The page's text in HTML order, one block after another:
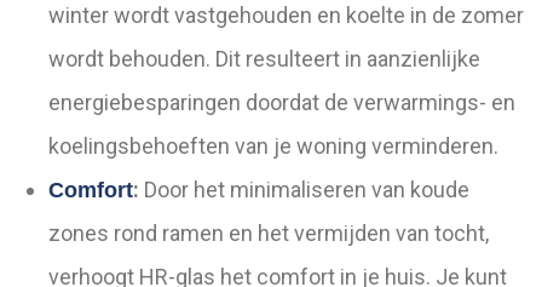
winter wordt vastgehouden en koelte in de zomer
wordt behouden. Dit resulteert in aanzienlijke
energiebesparingen doordat de verwarmings- en
koelingsbehoeften van je woning verminderen.
Comfort: Door het minimaliseren van koude
zones rond ramen en het vermijden van tocht,
verhoogt HR-glas het comfort in je huis. Je kunt